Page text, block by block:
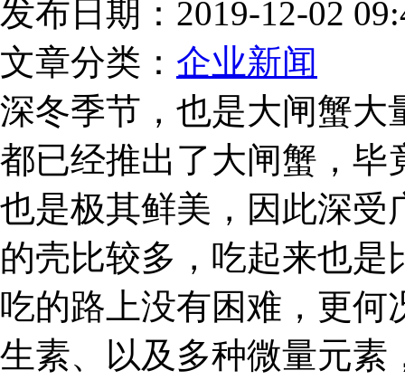
发布日期：2019-12-02
文章分类： 企业新闻
深冬季节，也是大闸蟹大
都已经推出了大闸蟹，毕
也是极其鲜美，因此深受
的壳比较多，吃起来也
吃的路上没有困难，更何
生素、以及多种微量元素